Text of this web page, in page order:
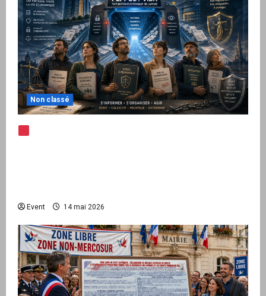
Non classé
Event 14 mai 2026